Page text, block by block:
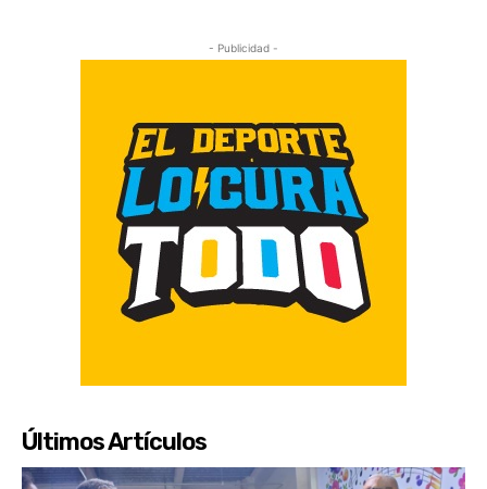
- Publicidad -
Últimos Artículos